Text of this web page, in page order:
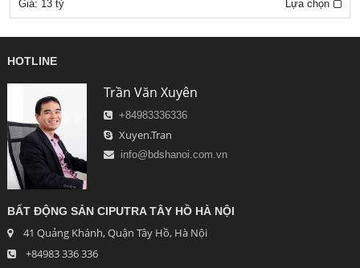
Giá: 13 tỷ Lựa chọn
HOTLINE
Trần Văn Xuyên
+84983336336
Xuyen.Tran
info@bdshanoi.com.vn
BẤT ĐỘNG SẢN CIPUTRA TÂY HỒ HÀ NỘI
41 Quảng Khánh, Quận Tây Hồ, Hà Nội
+84983 336 336